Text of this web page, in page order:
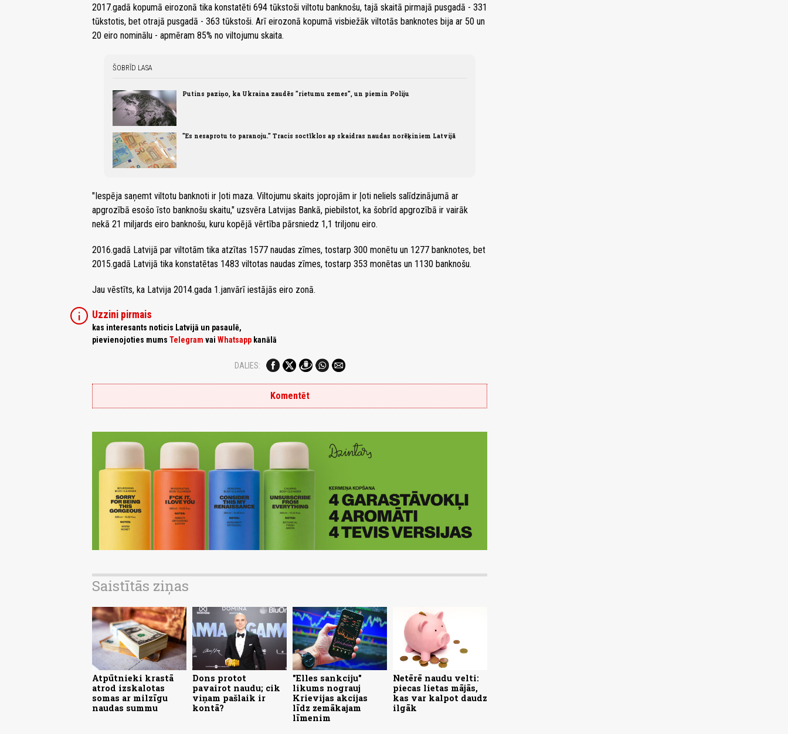
2017.gadā kopumā eirozonā tika konstatēti 694 tūkstoši viltotu banknošu, tajā skaitā pirmajā pusgadā - 331
tūkstotis, bet otrajā pusgadā - 363 tūkstoši. Arī eirozonā kopumā visbiežāk viltotās banknotes bija ar 50 un
20 eiro nominālu - apmēram 85% no viltojumu skaita.
ŠOBRĪD LASA
Putins paziņo, ka Ukraina zaudēs "rietumu zemes", un piemin Poliju
"Es nesaprotu to paranoju." Tracis soctīklos ap skaidras naudas norēķiniem Latvijā
"Iespēja saņemt viltotu banknoti ir ļoti maza. Viltojumu skaits joprojām ir ļoti neliels salīdzinājumā ar
apgrozībā esošo īsto banknošu skaitu," uzsvēra Latvijas Bankā, piebilstot, ka šobrīd apgrozībā ir vairāk
nekā 21 miljards eiro banknošu, kuru kopējā vērtība pārsniedz 1,1 triljonu eiro.
2016.gadā Latvijā par viltotām tika atzītas 1577 naudas zīmes, tostarp 300 monētu un 1277 banknotes, bet
2015.gadā Latvijā tika konstatētas 1483 viltotas naudas zīmes, tostarp 353 monētas un 1130 banknošu.
Jau vēstīts, ka Latvija 2014.gada 1.janvārī iestājās eiro zonā.
info Uzzini pirmais
kas interesants noticis Latvijā un pasaulē,
pievienojoties mums Telegram vai Whatsapp kanālā
DALIES:
Komentēt
Saistītās ziņas
Atpūtnieki krastā
atrod izskalotas
somas ar milzīgu
naudas summu
Dons protot
pavairot naudu; cik
viņam pašlaik ir
kontā?
"Elles sankciju"
likums nograuj
Krievijas akcijas
līdz zemākajam
līmenim
Netērē naudu velti:
piecas lietas mājās,
kas var kalpot daudz
ilgāk